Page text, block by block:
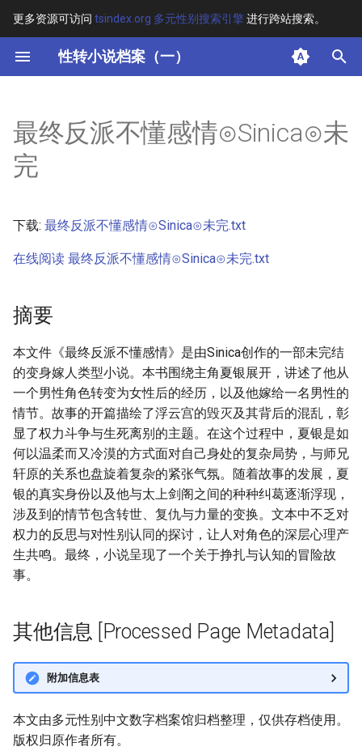
更多资源可访问 tsindex.org 多元性别搜索引擎进行跨站搜索。
性转小说档案（一）
键
开
始
索
其他信息 [Processed Page
Metadata]
最终反派不懂感情⊙Sinica⊙未
完
下载: 最终反派不懂感情⊙Sinica⊙未完.txt
在线阅读 最终反派不懂感情⊙Sinica⊙未完.txt
摘要
本文件《最终反派不懂感情》是由Sinica创作的一部未完结
的变身嫁人类型小说。本书围绕主角夏银展开，讲述了他从
一个男性角色转变为女性后的经历，以及他嫁给一名男性的
情节。故事的开篇描绘了浮云宫的毁灭及其背后的混乱，彰
显了权力斗争与生死离别的主题。在这个过程中，夏银是如
何以温柔而又冷漠的方式面对自己身处的复杂局势，与师兄
轩原的关系也盘旋着复杂的紧张气氛。随着故事的发展，夏
银的真实身份以及他与太上剑阁之间的种种纠葛逐渐浮现，
涉及到的情节包含转世、复仇与力量的变换。文本中不乏对
权力的反思与对性别认同的探讨，让人对角色的深层心理产
生共鸣。最终，小说呈现了一个关于挣扎与认知的冒险故
事。
其他信息 [Processed Page Metadata]
附加信息表
本文由多元性别中文数字档案馆归档整理，仅供存档使用。
版权归原作者所有。